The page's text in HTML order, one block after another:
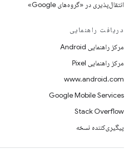
انتقال‌پذیری در «گروه‌های Google»
دریافت راهنمایی
مرکز راهنمایی Android
مرکز راهنمایی Pixel
www.android.com
Google Mobile Services
Stack Overflow
پیگیری‌کننده نسخه